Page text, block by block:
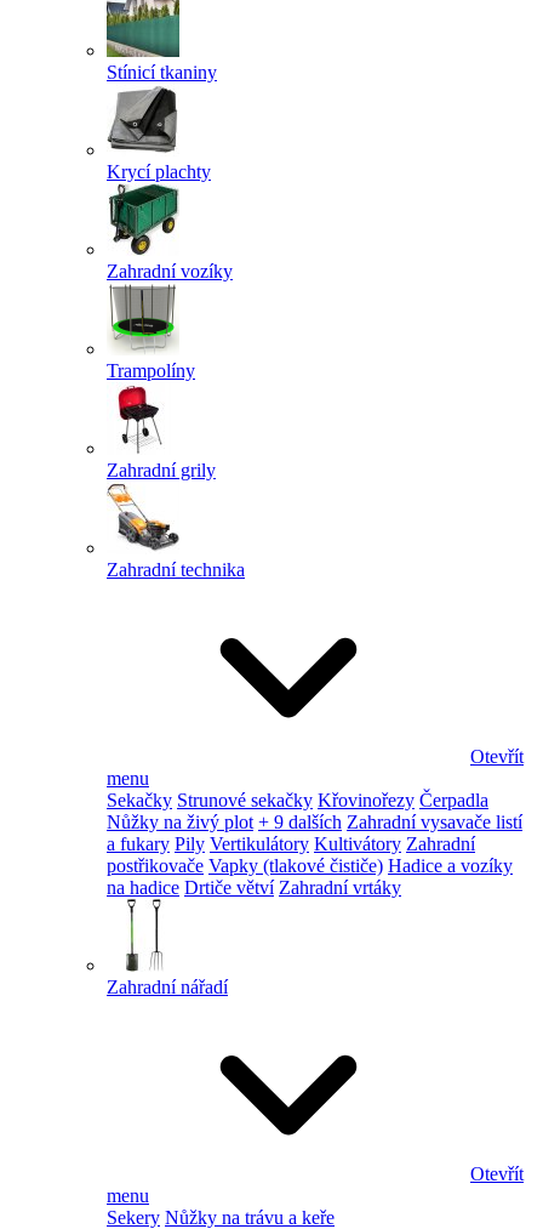
Stínicí tkaniny
Krycí plachty
Zahradní vozíky
Trampolíny
Zahradní grily
Zahradní technika
Otevřít
menu
Sekačky Strunové sekačky Křovinořezy Čerpadla
Nůžky na živý plot + 9 dalších Zahradní vysavače listí
a fukary Pily Vertikulátory Kultivátory Zahradní
postřikovače Vapky (tlakové čističe) Hadice a vozíky
na hadice Drtiče větví Zahradní vrtáky
Zahradní nářadí
Otevřít
menu
Sekery Nůžky na trávu a keře